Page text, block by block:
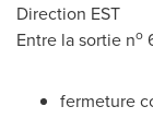
Direction EST
Entre la sortie no
fermeture